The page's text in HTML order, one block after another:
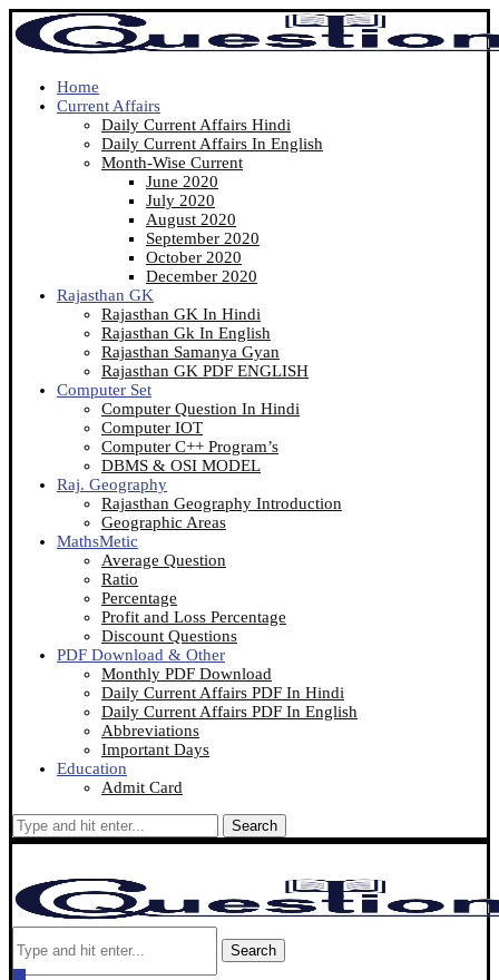
Home
Current Affairs
Daily Current Affairs Hindi
Daily Current Affairs In English
Month-Wise Current
June 2020
July 2020
August 2020
September 2020
October 2020
December 2020
Rajasthan GK
Rajasthan GK In Hindi
Rajasthan Gk In English
Rajasthan Samanya Gyan
Rajasthan GK PDF ENGLISH
Computer Set
Computer Question In Hindi
Computer IOT
Computer C++ Program’s
DBMS & OSI MODEL
Raj. Geography
Rajasthan Geography Introduction
Geographic Areas
MathsMetic
Average Question
Ratio
Percentage
Profit and Loss Percentage
Discount Questions
PDF Download & Other
Monthly PDF Download
Daily Current Affairs PDF In Hindi
Daily Current Affairs PDF In English
Abbreviations
Important Days
Education
Admit Card
Search
Search